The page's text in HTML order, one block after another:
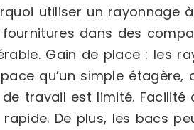
utiliser un
dans des
Gain de place : les
qu’un simple
travail est limité. Facilité
De plus, les bacs